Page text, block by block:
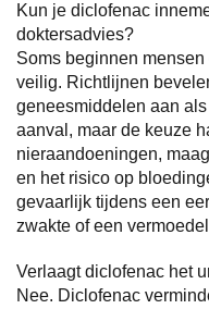
Kun je diclofenac
doktersadvies?
Soms beginnen
veilig. Richtlijnen
geneesmiddelen aan
aanval, maar de keuze
nieraandoeningen,
en het risico op
gevaarlijk tijdens een
zwakte of een
Verlaagt diclofenac het
Nee. Diclofenac